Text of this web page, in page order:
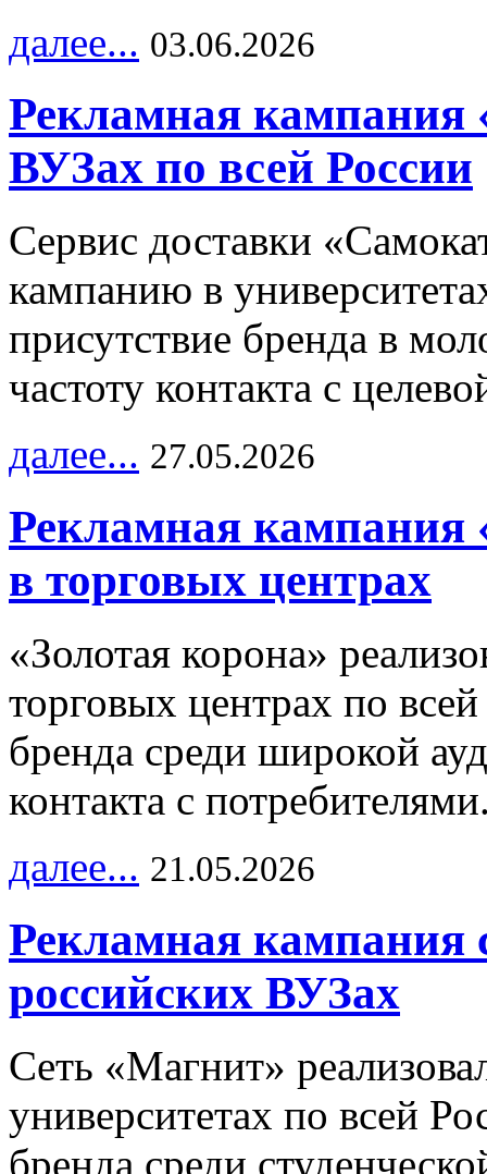
далее... 03.06.2026
Рекламная кампания
ВУЗах по всей России
Сервис доставки
кампанию в
присутствие бренда в
частоту контакта с
далее... 27.05.2026
Рекламная кампания
в торговых центрах
«Золотая корона»
торговых центрах по
бренда среди широкой
контакта с
далее... 21.05.2026
Рекламная кампания
российских ВУЗах
Сеть «Магнит»
университетах по всей
бренда среди